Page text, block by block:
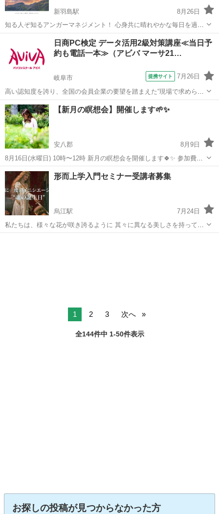
新羽島駅
8月26日
知る人ぞ知るアンガーマネジメント！ 心身共に晴れやかな毎日を過ご
すために 当日から使えるスキルを習得されませんか？(^^) ご質問はこ
ちらのページからメールにてお気軽にお問い合わせください。 講師
一般財団法人アンガーマ...
安八郡 新羽島駅 その他 アンガーマネジメント
日商PC検定 データ活用2級対策講座≪当日予
約も電話一本≫（アビバ マーサ21…
岐阜市 提携サイト 7月26日
高い認知度を誇り、全国の会員企業の要望を踏まえた“現場で求められ
ているスキル”、つまり実務を強く想定したスキルが身につく「日商PC
検定 データ活用2級」の取得に向けた学習を行います。
岐阜 岐阜市 その他
【新月の瞑想会】開催します🌱✨
安八郡
8月9日
8月16日(水曜日) 10時〜12時 新月の瞑想会を開催します🍀✨ 参加費
1,000円 定員 3名様 場所 ヒーリングサロンSophia(岐阜県安八郡輪
之内町) 🌱ストレスを解消したい方 🌱リラックスしたい方 🌱...
岐阜 安八郡 セラピー ヒーリング
形而上学入門セミナー受講者募集
烏江駅
7月24日
私たちは、様々な花が咲き誇るように 其々に異なる美しさを持ってい
ます。 今あなたは自分らしく生きていますか？ 自分の可能性、輝き、
1 2 3 次へ
全144件中 1-50件表示
お探しの投稿が見つからなかった方